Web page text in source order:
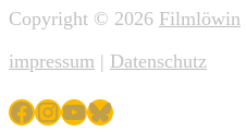
Copyright © 2026 Filmlöwin
impressum | Datenschutz
Facebook
Instagram
YouTube
Bluesky